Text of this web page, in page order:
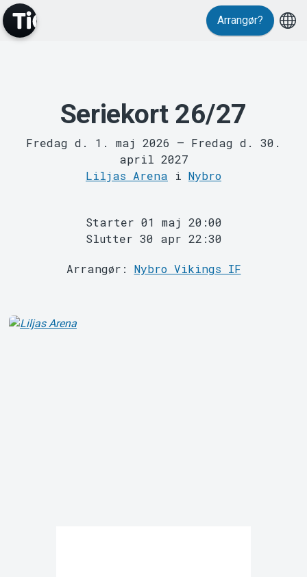
MyTickster
Arrangør?
Seriekort 26/27
Fredag d. 1. maj 2026 – Fredag d. 30.
april 2027
Liljas Arena i Nybro
Starter 01 maj 20:00
Slutter 30 apr 22:30
Arrangør: Nybro Vikings IF